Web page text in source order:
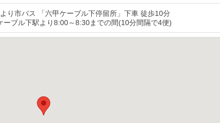
り市バス 「六甲ケーブル下停留所」下車 徒歩10分
ーブル下駅より8:00～8:30までの間(10分間隔で4便)